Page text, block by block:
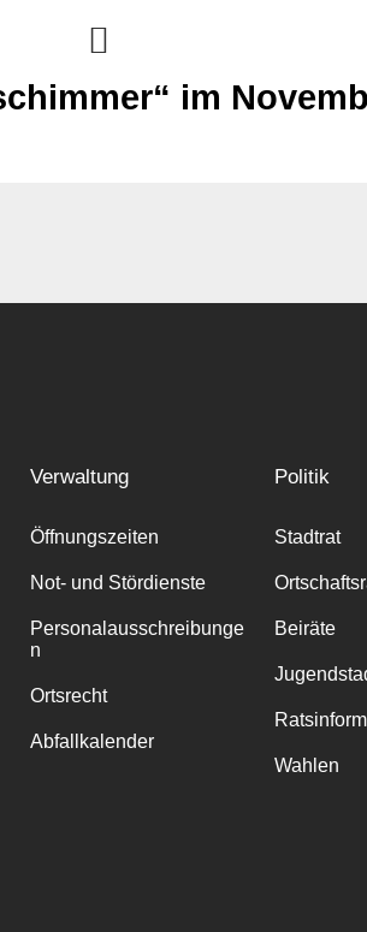
im
Verwaltung
Öffnungszeiten
Not- und Stördienste
Personalausschreibunge
n
Ortsrecht
Abfallkalender
Politik
Stadtrat
Beiräte
Wahlen